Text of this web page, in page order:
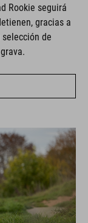
Rookie seguirá
gracias a
de